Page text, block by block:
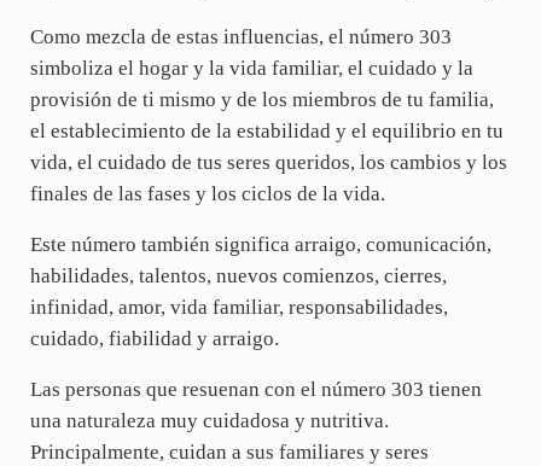
Como mezcla de estas influencias, el número 303
simboliza el hogar y la vida familiar, el cuidado y la
provisión de ti mismo y de los miembros de tu familia,
el establecimiento de la estabilidad y el equilibrio en tu
vida, el cuidado de tus seres queridos, los cambios y los
finales de las fases y los ciclos de la vida.
Este número también significa arraigo, comunicación,
habilidades, talentos, nuevos comienzos, cierres,
infinidad, amor, vida familiar, responsabilidades,
cuidado, fiabilidad y arraigo.
Las personas que resuenan con el número 303 tienen
una naturaleza muy cuidadosa y nutritiva.
Principalmente, cuidan a sus familiares y seres